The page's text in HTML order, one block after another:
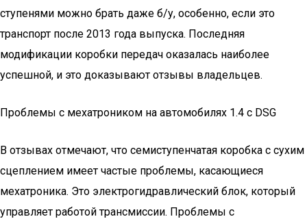
ступенями можно брать даже б/у, особенно, если это
транспорт после 2013 года выпуска. Последняя
модификации коробки передач оказалась наиболее
успешной, и это доказывают отзывы владельцев.
Проблемы с мехатроником на автомобилях 1.4 с DSG
В отзывах отмечают, что семиступенчатая коробка с сухим
сцеплением имеет частые проблемы, касающиеся
мехатроника. Это электрогидравлический блок, который
управляет работой трансмиссии. Проблемы с